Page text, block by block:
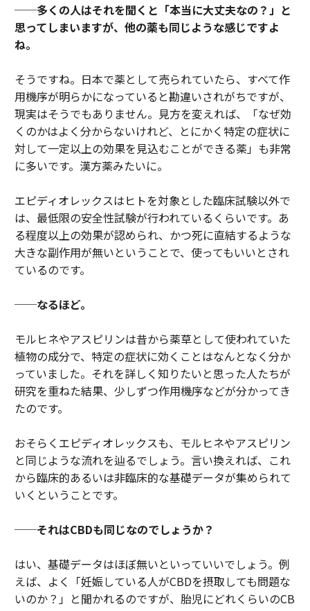
──多くの人はそれを聞くと「本当に大丈夫なの？」と
思ってしまいますが、他の薬も同じような感じですよ
ね。
そうですね。日本で薬として売られていたら、すべて作
用機序が明らかになっていると勘違いされがちですが、
現実はそうでもありません。見方を変えれば、「なぜ効
くのかはよく分からないけれど、とにかく特定の症状に
対して一定以上の効果を見込むことができる薬」も非常
に多いです。漢方薬みたいに。
エピディオレックスはヒトを対象とした臨床試験以外で
は、最低限の安全性試験が行われているくらいです。あ
る程度以上の効果が認められ、かつ死に直結するような
大きな副作用が無いということで、使ってもいいとされ
ているのです。
──なるほど。
モルヒネやアスピリンは昔から薬草として使われていた
植物の成分で、特定の症状に効くことはなんとなく分か
っていました。それを詳しく知りたいと思った人たちが
研究を重ねた結果、少しずつ作用機序などが分かってき
たのです。
おそらくエピディオレックスも、モルヒネやアスピリン
と同じような流れを辿るでしょう。言い換えれば、これ
から臨床的あるいは非臨床的な基礎データが集められて
いくということです。
──それはCBDも同じなのでしょうか？
はい、基礎データはほぼ無いといっていいでしょう。例
えば、よく「妊娠している人がCBDを摂取しても問題な
いのか？」と聞かれるのですが、胎児にどれくらいのCB